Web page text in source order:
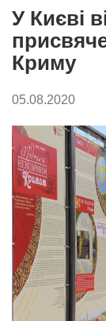
У Києві
Криму
05.08.2020